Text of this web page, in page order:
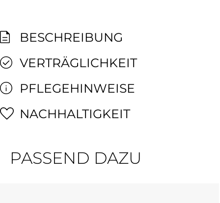
BESCHREIBUNG
VERTRÄGLICHKEIT
PFLEGEHINWEISE
NACHHALTIGKEIT
PASSEND DAZU